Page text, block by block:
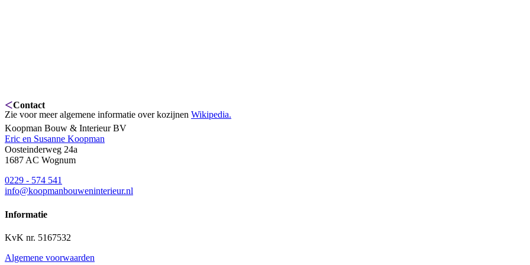
Zie voor meer algemene informatie over kozijnen Wikipedia.
<Contact
Koopman Bouw & Interieur BV
Eric en Susanne Koopman
Oosteinderweg 24a
1687 AC Wognum
0229 - 574 541
info@koopmanbouweninterieur.nl
Informatie
KvK nr. 5167532
Algemene voorwaarden